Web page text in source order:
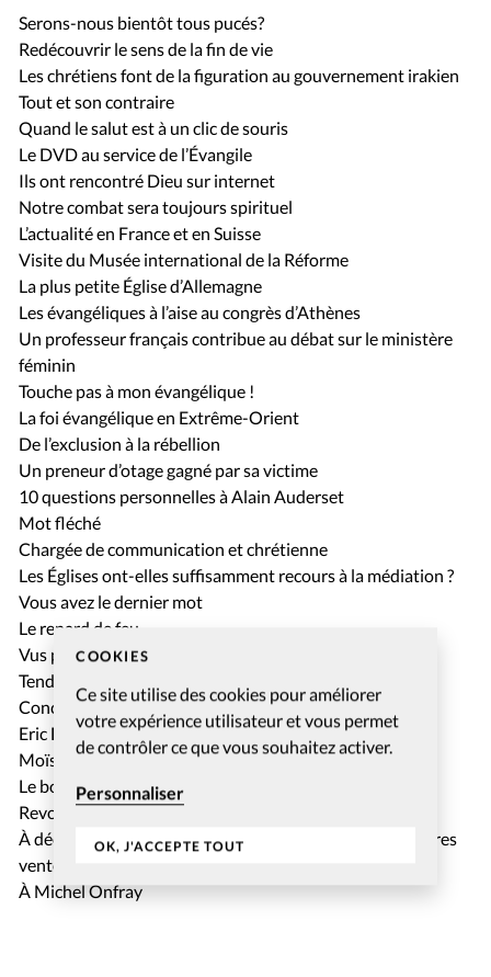
COOKIES
Ce site utilise des cookies pour améliorer
votre expérience utilisateur et vous permet
de contrôler ce que vous souhaitez activer.
Personnaliser
OK, J'ACCEPTE TOUT
Serons-nous bientôt tous pucés?
Redécouvrir le sens de la fin de vie
Les chrétiens font de la figuration au gouvernement irakien
Tout et son contraire
Quand le salut est à un clic de souris
Le DVD au service de l’Évangile
Ils ont rencontré Dieu sur internet
Notre combat sera toujours spirituel
L’actualité en France et en Suisse
Visite du Musée international de la Réforme
La plus petite Église d’Allemagne
Les évangéliques à l’aise au congrès d’Athènes
Un professeur français contribue au débat sur le ministère
féminin
Touche pas à mon évangélique !
La foi évangélique en Extrême-Orient
De l’exclusion à la rébellion
Un preneur d’otage gagné par sa victime
10 questions personnelles à Alain Auderset
Mot fléché
Chargée de communication et chrétienne
Les Églises ont-elles suffisamment recours à la médiation ?
Vous avez le dernier mot
Le renard de feu
Vus pour vous: Kingdom of Heaven
Tendances musique
Concerts, théâtre, événements
Eric Denimal présente les énigmes bibliques
Moïse à Paris
Le boom des festivals
Revoilà Chrysalide
À découvrir chez votre libraire / Coup de cœur / Meilleures
ventes
À Michel Onfray